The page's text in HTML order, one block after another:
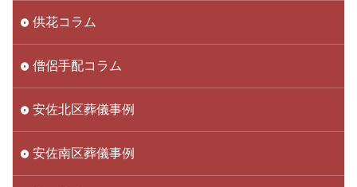
供花コラム
僧侶手配コラム
安佐北区葬儀事例
安佐南区葬儀事例